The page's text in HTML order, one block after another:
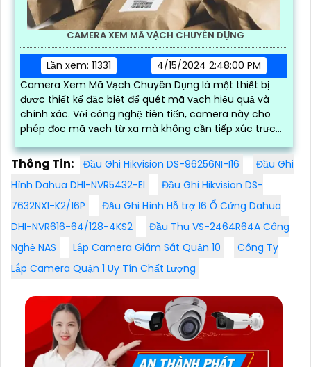
CAMERA XEM MÃ VẠCH CHUYÊN DỤNG
Lần xem: 11331
4/15/2024 2:48:00 PM
Camera Xem Mã Vạch Chuyên Dụng là một thiết bị
được thiết kế đặc biệt để quét mã vạch hiệu quả và
chính xác. Với công nghệ tiên tiến, camera này cho
phép đọc mã vạch từ xa mà không cần tiếp xúc trực
tiếp
Thông Tin: Đầu Ghi Hikvision DS-96256NI-I16
Đầu Ghi
Hình Dahua DHI-NVR5432-EI
Đầu Ghi Hikvision DS-
7632NXI-K2/16P
Đầu Ghi Hình Hỗ trợ 16 Ổ Cứng Dahua
DHI-NVR616-64/128-4KS2
Đầu Thu VS-2464R64A Công
Nghệ NAS
Lắp Camera Giám Sát Quận 10
Công Ty
Lắp Camera Quận 1 Uy Tín Chất Lượng